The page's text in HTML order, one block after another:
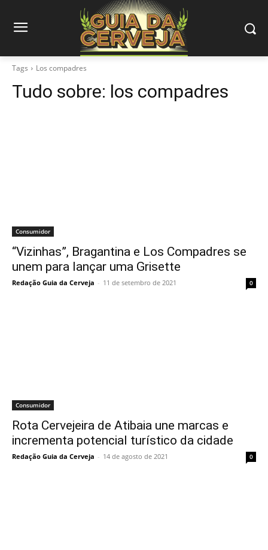
Tags Los compadres
Tudo sobre: los compadres
Consumidor
“Vizinhas”, Bragantina e Los Compadres se
unem para lançar uma Grisette
Redação Guia da Cerveja - 11 de setembro de 2021 0
Consumidor
Rota Cervejeira de Atibaia une marcas e
incrementa potencial turístico da cidade
Redação Guia da Cerveja - 14 de agosto de 2021 0